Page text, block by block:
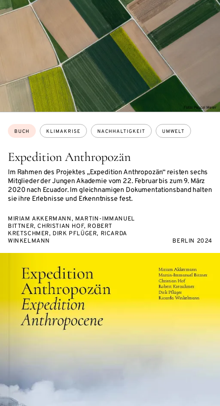
Expedition Anthropozän
Im Rahmen des Projektes „Expedition Anthropozän“ reisten sechs
Mitglieder der Jungen Akademie vom 22. Februar bis zum 9. März
2020 nach Ecuador. Im gleichnamigen Dokumentationsband halten
sie ihre Erlebnisse und Erkenntnisse fest.
Themen:
BUCH KLIMAKRISE NACHHALTIGKEIT UMWELT
MIRIAM AKKERMANN, MARTIN-IMMANUEL
BITTNER, CHRISTIAN HOF, ROBERT
KRETSCHMER, DIRK PFLÜGER, RICARDA
WINKELMANN
BERLIN 2024